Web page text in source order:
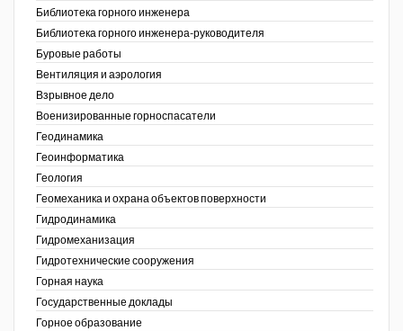
Библиотека горного инженера
Библиотека горного инженера-руководителя
Буровые работы
Вентиляция и аэрология
Взрывное дело
Военизированные горноспасатели
Геодинамика
Геоинформатика
Геология
Геомеханика и охрана объектов поверхности
Гидродинамика
Гидромеханизация
Гидротехнические сооружения
Горная наука
Государственные доклады
Горное образование
Нефтегазовые технологии
Нефтегазовая вертикаль
Разведка и охрана недр
Сибирский форум
Стандарт качества